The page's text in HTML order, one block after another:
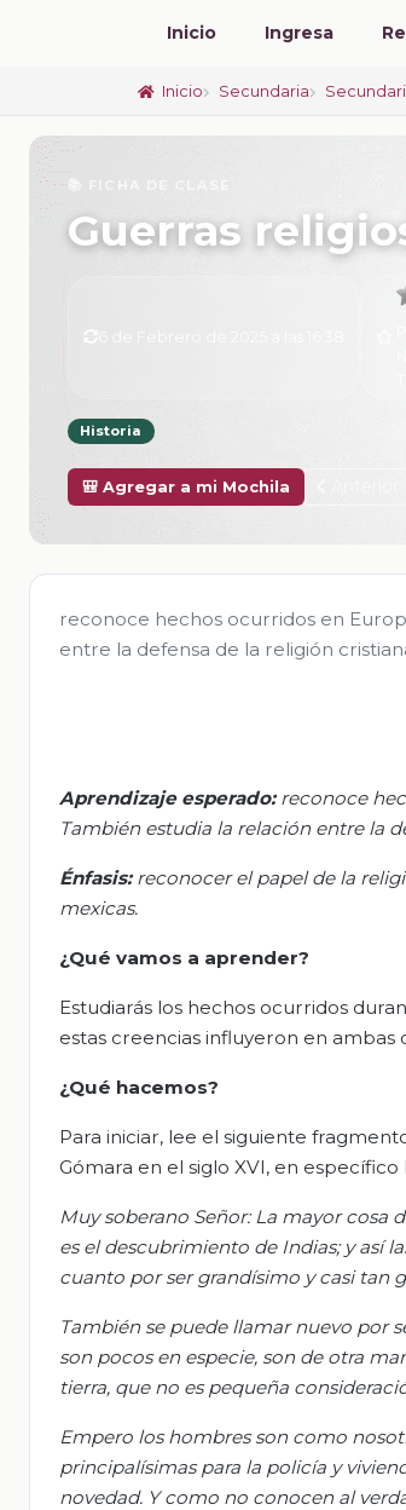
Inicio Ingresa
Inicio Secundaria
📚 FICHA DE CLASE
Guerras
Historia
🎒 Agregar a mi Mochila
reconoce hechos ocurridos en
entre la defensa de la religión
Aprendizaje esperado:reconoce
También estudia la relación entre la
Énfasis:reconocer el papel de la
mexicas.
¿Qué vamos a aprender?
Estudiarás los hechos ocurridos
estas creencias influyeron en
¿Qué hacemos?
Para iniciar, lee el siguiente
Gómara en el siglo XVI, en
Muy soberano Señor: La mayor cosa
es el descubrimiento de Indias; y así
cuanto por ser grandísimo y casi tan
También se puede llamar nuevo por
son pocos en especie, son de otra
tierra, que no es pequeña
Empero los hombres son como
principalísimas para la policía y
novedad. Y como no conocen al